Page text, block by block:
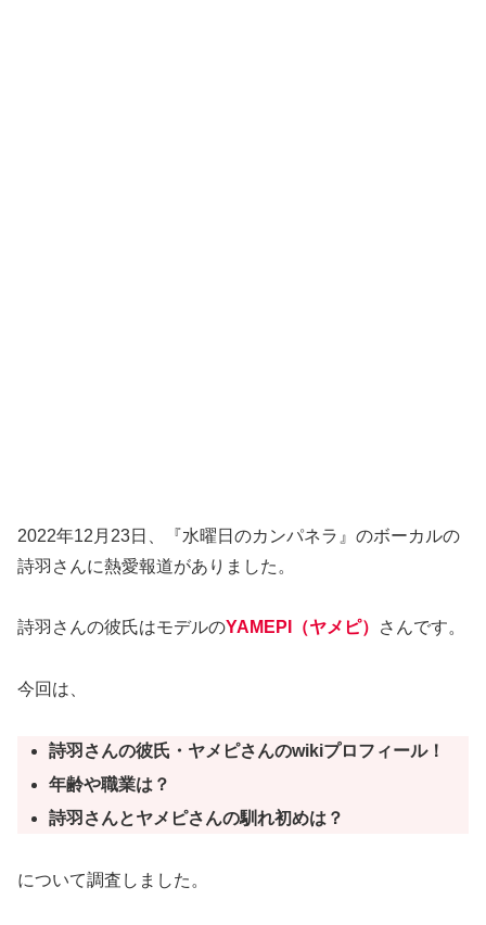
2022年12月23日、『水曜日のカンパネラ』のボーカルの
詩羽さんに熱愛報道がありました。
詩羽さんの彼氏はモデルのYAMEPI（ヤメピ） さんです。
今回は、
詩羽さんの彼氏・ヤメピさんのwikiプロフィール！
年齢や職業は？
詩羽さんとヤメピさんの馴れ初めは？
について調査しました。